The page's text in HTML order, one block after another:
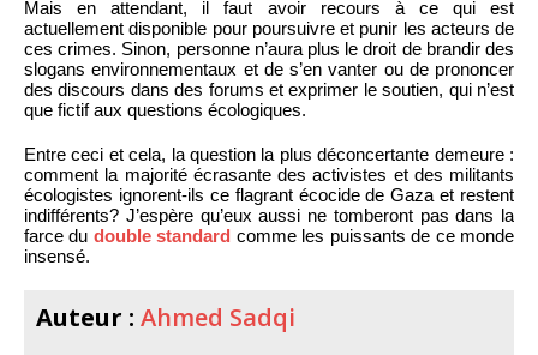
Mais en attendant, il faut avoir recours à ce qui est
actuellement disponible pour poursuivre et punir les acteurs de
ces crimes. Sinon, personne n’aura plus le droit de brandir des
slogans environnementaux et de s’en vanter ou de prononcer
des discours dans des forums et exprimer le soutien, qui n’est
que fictif aux questions écologiques.
Entre ceci et cela, la question la plus déconcertante demeure :
comment la majorité écrasante des activistes et des militants
écologistes ignorent-ils ce flagrant écocide de Gaza et restent
indifférents? J’espère qu’eux aussi ne tomberont pas dans la
farce du double standard comme les puissants de ce monde
insensé.
Auteur : Ahmed Sadqi